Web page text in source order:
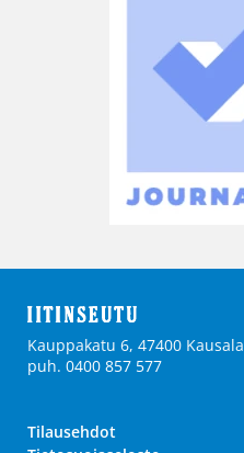
Kauppakatu 6, 47400 Kausala
puh. 0400 857 577
Tilausehdot